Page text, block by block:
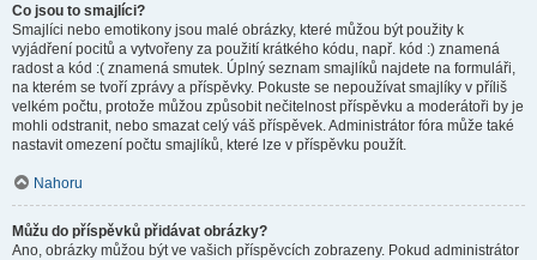
Co jsou to smajlíci?
Smajlíci nebo emotikony jsou malé obrázky, které můžou být použity k
vyjádření pocitů a vytvořeny za použití krátkého kódu, např. kód :) znamená
radost a kód :( znamená smutek. Úplný seznam smajlíků najdete na formuláři,
na kterém se tvoří zprávy a příspěvky. Pokuste se nepoužívat smajlíky v příliš
velkém počtu, protože můžou způsobit nečitelnost příspěvku a moderátoři by je
mohli odstranit, nebo smazat celý váš příspěvek. Administrátor fóra může také
nastavit omezení počtu smajlíků, které lze v příspěvku použít.
Nahoru
Můžu do příspěvků přidávat obrázky?
Ano, obrázky můžou být ve vašich příspěvcích zobrazeny. Pokud administrátor